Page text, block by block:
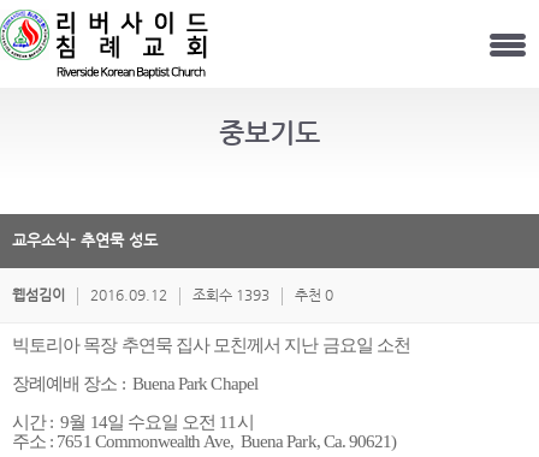
중보기도
교우소식- 추연묵 성도
웹섬김이 2016.09.12 조회수 1393 추천 0
빅토리아 목장 추연묵 집사 모친께서 지난 금요일 소천
장례예배 장소 : Buena Park Chapel
시간: 9월 14일 수요일 오전 11시
주소 : 7651 Commonwealth Ave, Buena Park, Ca. 90621)